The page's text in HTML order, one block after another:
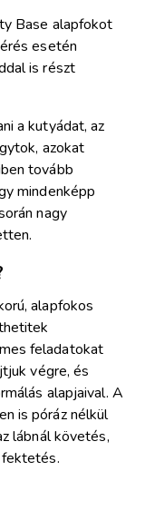
Base alapfokot
esetén
is részt
a kutyádat, az
azokat
tovább
mindenképp
nagy
alapfokos
feladatokat
végre, és
alapjaival. A
is póráz nélkül
lábnál követés,